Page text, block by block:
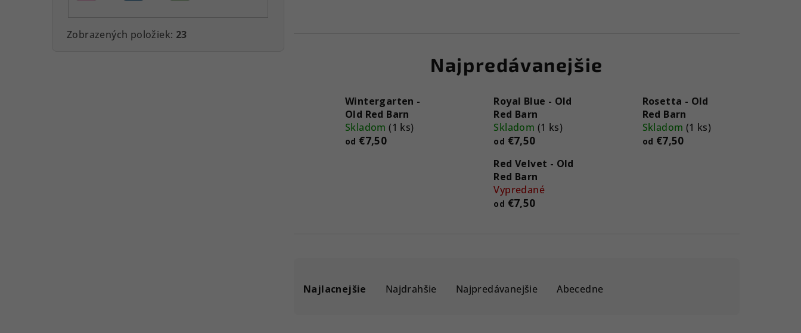
Zobrazených položiek: 23
Najpredávanejšie
Wintergarten -
Old Red Barn
Skladom(1 ks)
od €7,50
Royal Blue - Old
Red Barn
Skladom (1 ks)
od €7,50
Rosetta - Old
Red Barn
Skladom (1 ks)
od €7,50
Red Velvet - Old
Red Barn
Vypredané
od €7,50
aNajlacnejšie Najdrahšie Najpredávanejšie Abecedne